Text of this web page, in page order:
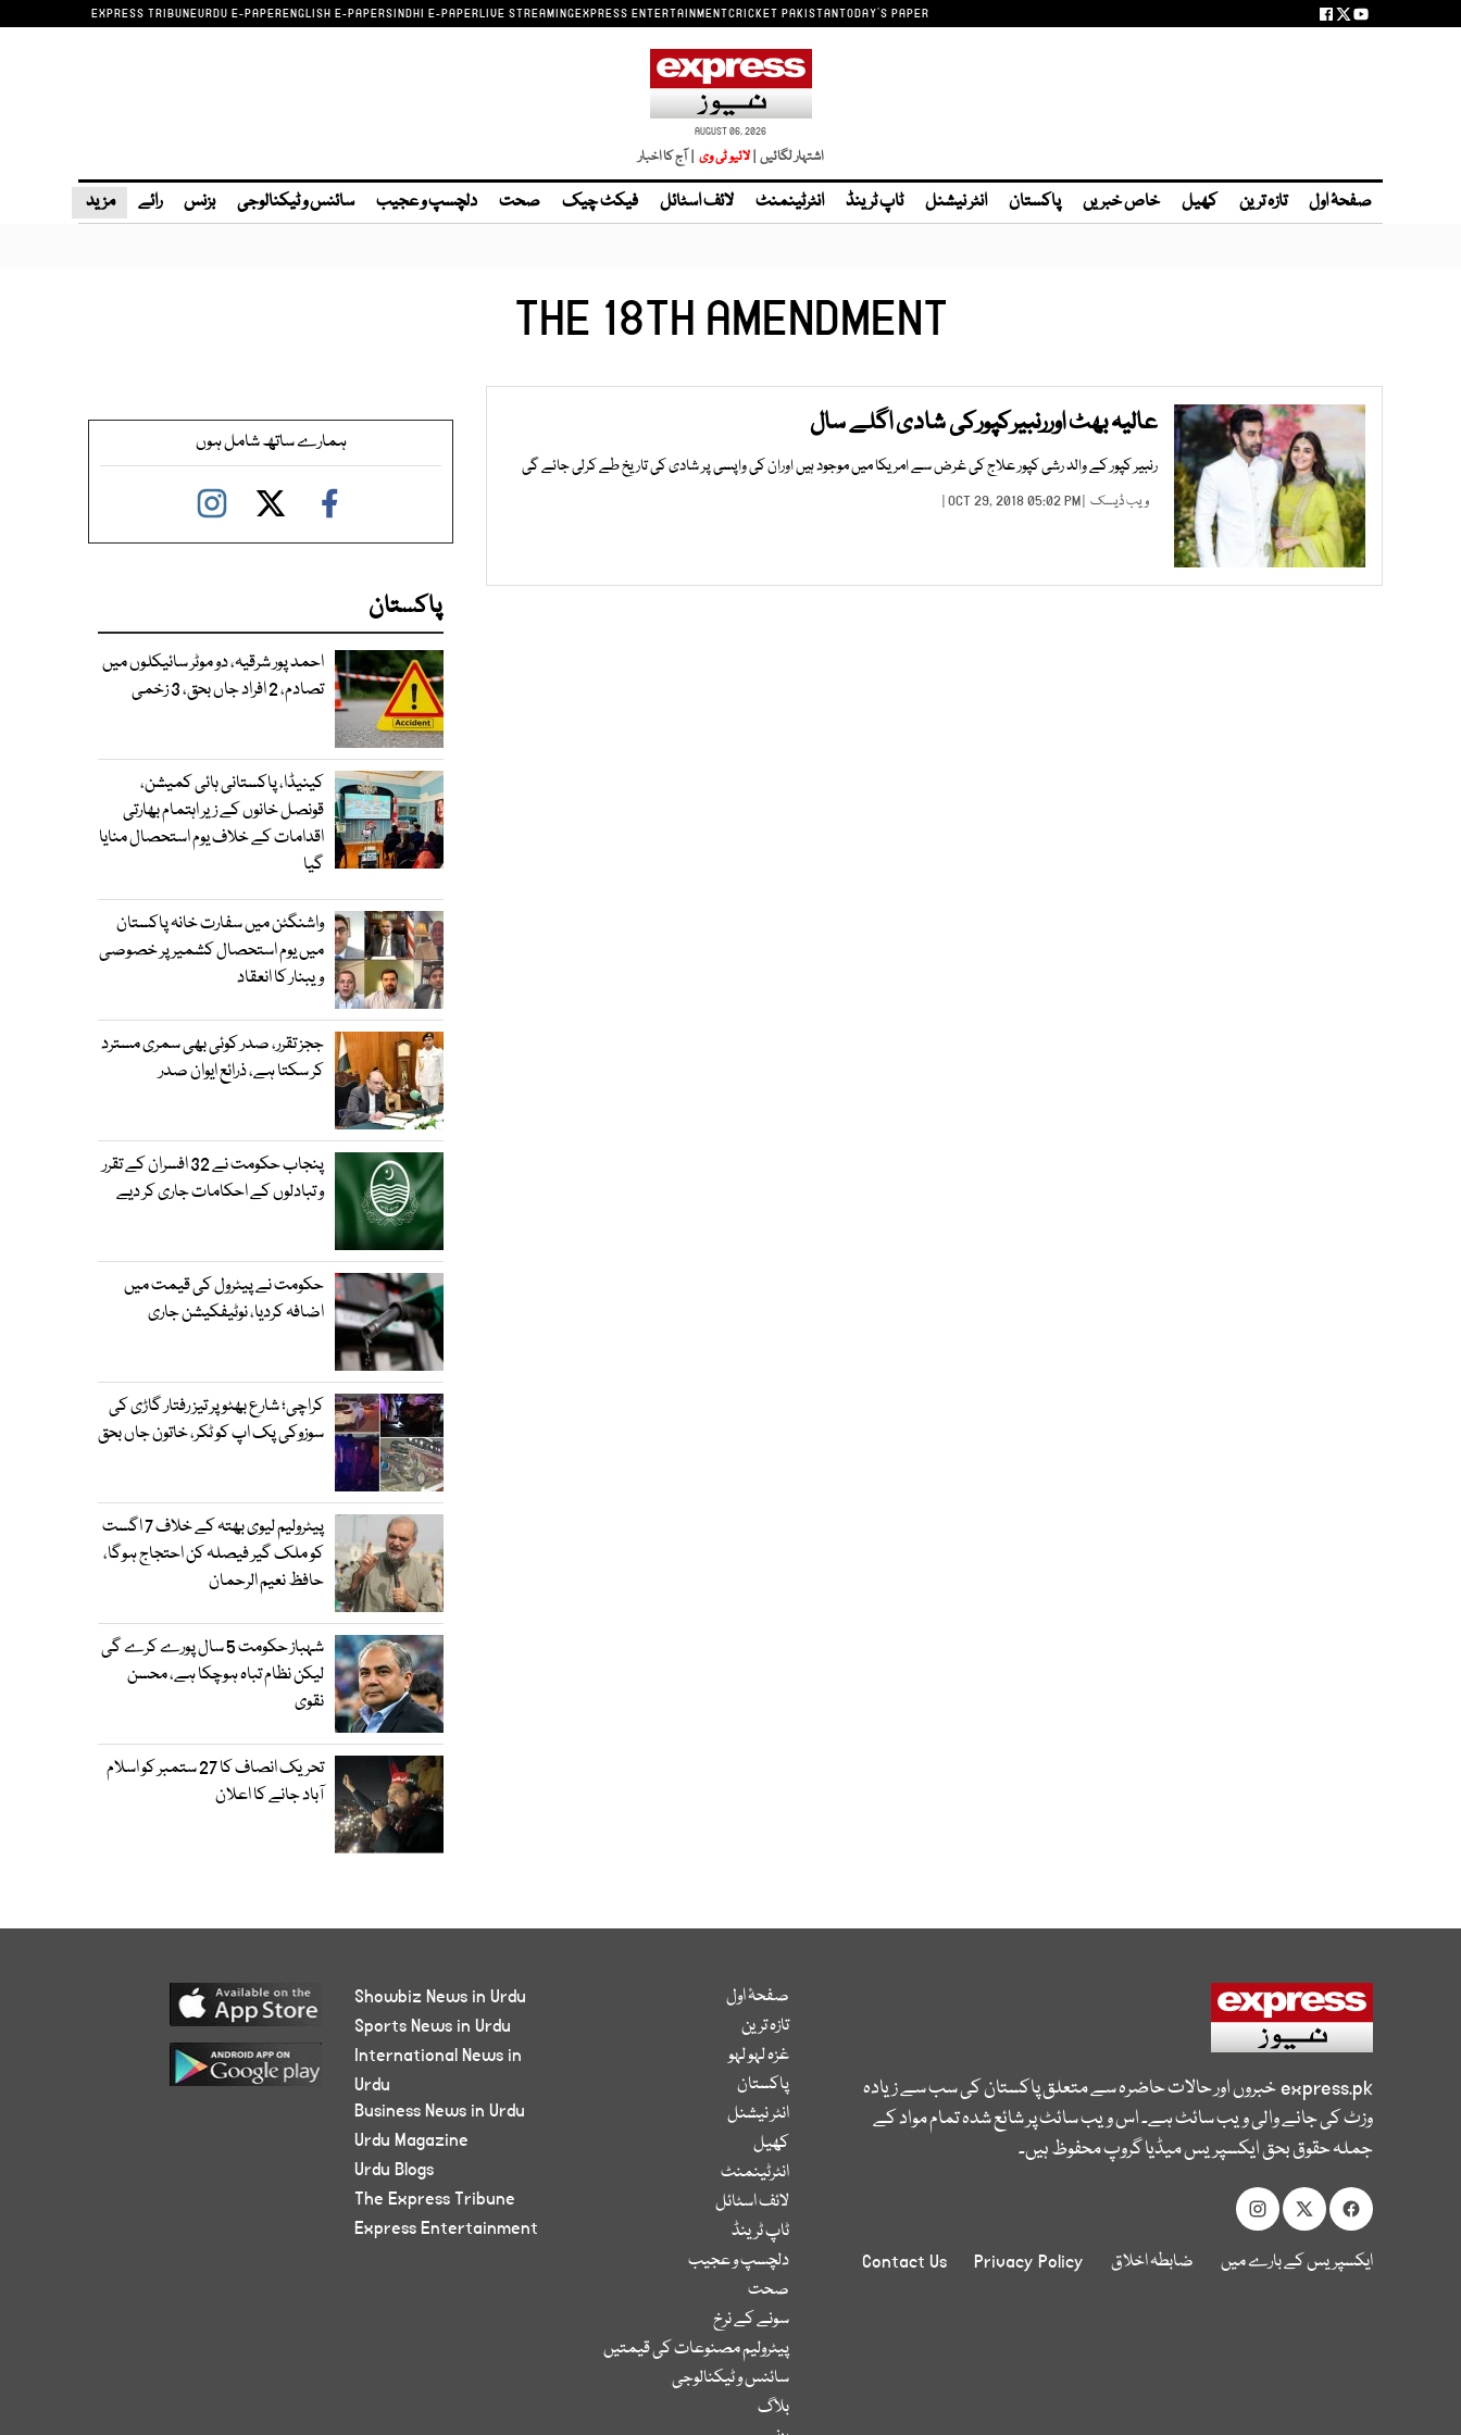
EXPRESS TRIBUNEURDU E-PAPERENGLISH E-PAPERSINDHI E-PAPERLIVE STREAMINGEXPRESS ENTERTAINMENTCRICKET PAKISTANTODAY'S PAPER
AUGUST 06, 2026
اشتہار لگائیں | | آج کا اخبار
صفحۂ اول تازہ ترین کھیل خاص خبریں پاکستان انٹر نیشنل ٹاپ ٹرینڈ انٹرٹینمنٹ لائف اسٹائل فیکٹ چیک صحت دلچسپ و عجیب سائنس و ٹیکنالوجی بزنس رائے مزید
THE 18TH AMENDMENT
عالیہ بھٹ اوررنبیرکپورکی شادی اگلے سال
رنبیر کپور کے والد رشی کپور علاج کی غرض سے امریکا میں موجود ہیں اوران کی واپسی پر شادی کی تاریخ طے کرلی جائے گی
ویب ڈیسک | OCT 29, 2018 05:02 PM |
ہمارے ساتھ شامل ہوں
پاکستان
احمد پور شرقیہ، دو موٹر سائیکلوں میں
تصادم، 2 افراد جاں بحق، 3 زخمی
کینیڈا، پاکستانی ہائی کمیشن،
قونصل خانوں کے زیر اہتمام بھارتی
اقدامات کے خلاف یوم استحصال منایا
گیا
واشنگٹن میں سفارت خانہ پاکستان
میں یوم استحصال کشمیر پر خصوصی
ویبنار کا انعقاد
ججز تقرر، صدر کوئی بھی سمری مسترد
کر سکتا ہے، ذرائع ایوان صدر
پنجاب حکومت نے 32 افسران کے تقرر
و تبادلوں کے احکامات جاری کر دیے
حکومت نے پیٹرول کی قیمت میں
اضافہ کردیا، نوٹیفکیشن جاری
کراچی؛ شارع بھٹو پر تیز رفتار گاڑی کی
سوزوکی پک اپ کو ٹکر، خاتون جاں بحق
پیٹرولیم لیوی بھتہ کے خلاف 7 اگست
کو ملک گیر فیصلہ کن احتجاج ہوگا،
حافظ نعیم الرحمان
شہباز حکومت 5 سال پورے کرے گی
لیکن نظام تباہ ہوچکا ہے، محسن
نقوی
تحریک انصاف کا 27 ستمبر کو اسلام
آباد جانے کا اعلان
express.pkخبروں اور حالات حاضرہ سے متعلق پاکستان کی سب سے زیادہ
وزٹ کی جانے والی ویب سائٹ ہے۔ اس ویب سائٹ پر شائع شدہ تمام مواد کے
جملہ حقوق بحق ایکسپریس میڈیا گروپ محفوظ ہیں۔
ایکسپریس کے بارے میں ضابطہ اخلاق Privacy Policy
Contact Us
صفحۂ اول
تازہ ترین
غزہ لہو لہو
پاکستان
انٹر نیشنل
کھیل
انٹرٹینمنٹ
لائف اسٹائل
ٹاپ ٹرینڈ
دلچسپ و عجیب
صحت
سونے کے نرخ
پیٹرولیم مصنوعات کی قیمتیں
سائنس و ٹیکنالوجی
بلاگ
Showbiz News in Urdu
Sports News in Urdu
International News in
Urdu
Business News in Urdu
Urdu Magazine
Urdu Blogs
The Express Tribune
Express Entertainment